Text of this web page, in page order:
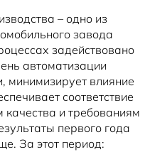
– одно из
завода
задействовано
автоматизации
минимизирует влияние
соответствие
и требованиям
первого года
За этот период: